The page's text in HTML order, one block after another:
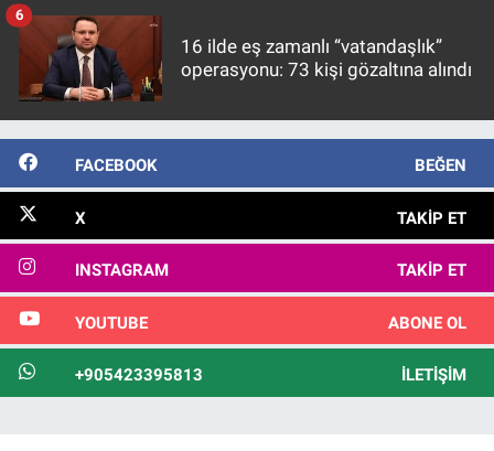
16 ilde eş zamanlı “vatandaşlık”
operasyonu: 73 kişi gözaltına alındı
6
FACEBOOK BEĞEN
X TAKIP ET
INSTAGRAM TAKIP ET
YOUTUBE ABONE OL
+905423395813 İLETIŞIM